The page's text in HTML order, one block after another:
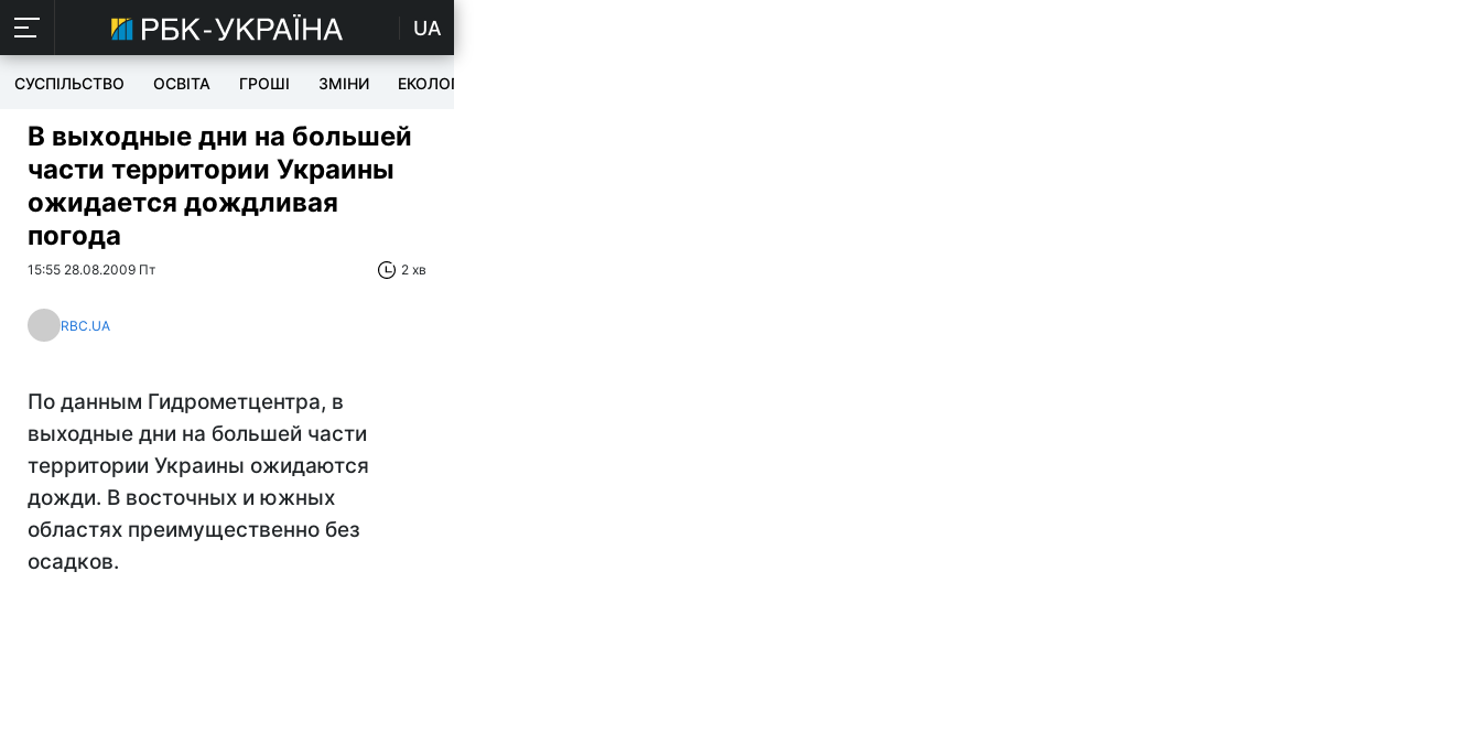
UA
СУСПІЛЬСТВО ОСВІТА ГРОШІ ЗМІНИ ЕКОЛОГІЯ
В выходные дни на большей
части территории Украины
ожидается дождливая
погода
15:55 28.08.2009 Пт 2 хв
RBC.UA
По данным Гидрометцентра, в
выходные дни на большей части
территории Украины ожидаются
дожди. В восточных и южных
областях преимущественно без
осадков.